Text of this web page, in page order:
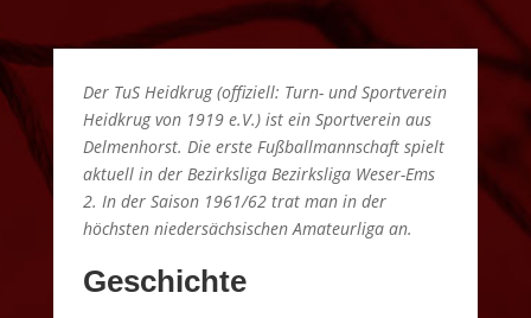
Der TuS Heidkrug (offiziell: Turn- und Sportverein
Heidkrug von 1919 e.V.) ist ein Sportverein aus
Delmenhorst. Die erste Fußballmannschaft spielt
aktuell in der Bezirksliga Bezirksliga Weser-Ems
2. In der Saison 1961/62 trat man in der
höchsten niedersächsischen Amateurliga an.
Geschichte